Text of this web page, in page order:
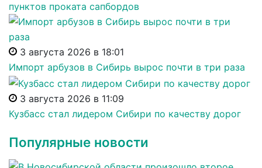
пунктов проката сапбордов
3 августа 2026 в 18:01
Импорт арбузов в Сибирь вырос почти в три раза
3 августа 2026 в 11:09
Кузбасс стал лидером Сибири по качеству дорог
Популярные новости